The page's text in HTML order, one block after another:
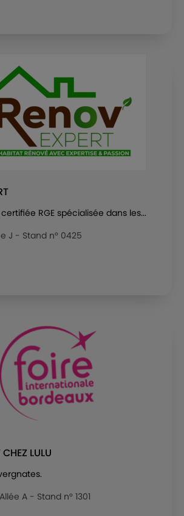
RGE spécialisée dans les...
J - Stand n° 0425
LULU
A - Stand n° 1301